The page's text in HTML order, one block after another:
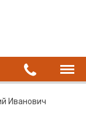
Иванович